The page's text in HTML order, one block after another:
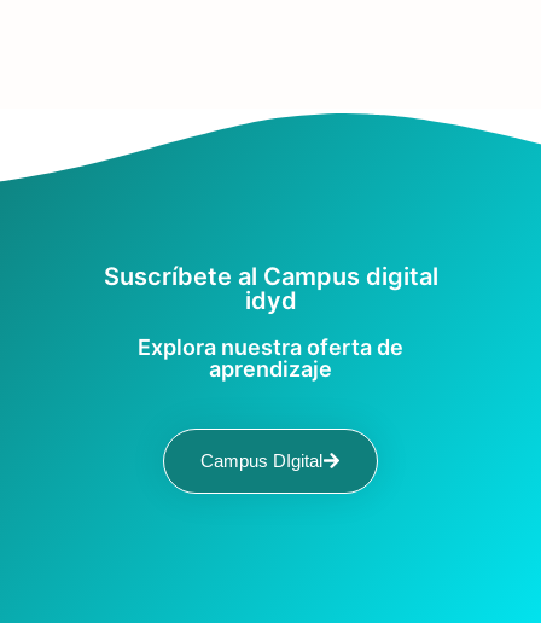
Suscríbete al Campus digital
idyd
Explora nuestra oferta de
aprendizaje
Campus DIgital